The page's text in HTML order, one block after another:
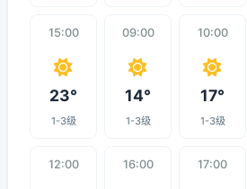
15:00
23°
1-3级
09:00
14°
1-3级
10:00
17°
1-3级
12:00 16:00 17:00